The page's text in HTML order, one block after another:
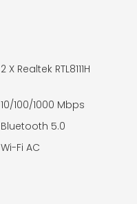
2 X Realtek RTL8111H
10/100/1000 Mbps
Bluetooth 5.0
Wi-Fi AC